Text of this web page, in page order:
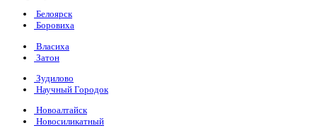
Белоярск
Боровиха
Власиха
Затон
Зудилово
Научный Городок
Новоалтайск
Новосиликатный